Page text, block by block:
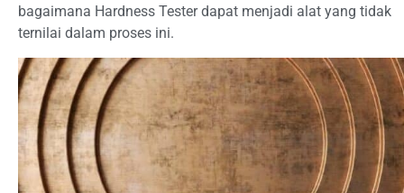
bagaimana Hardness Tester dapat menjadi alat yang tidak
ternilai dalam proses ini.